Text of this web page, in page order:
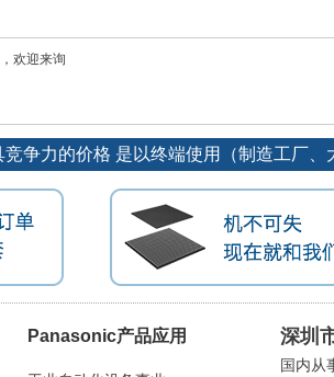
欢迎来询
争力的价格 是以终端使用（制造工厂
Panasonic产品应用 深圳
国内从